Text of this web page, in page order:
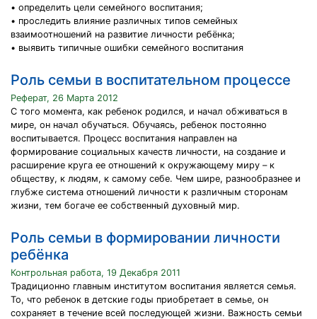
• определить цели семейного воспитания;
• проследить влияние различных типов семейных
взаимоотношений на развитие личности ребёнка;
• выявить типичные ошибки семейного воспитания
Роль семьи в воспитательном процессе
Реферат, 26 Марта 2012
C того момента, как ребенок родился, и начал обживаться в
мире, он начал обучаться. Обучаясь, ребенок постоянно
воспитывается. Процесс воспитания направлен на
формирование социальных качеств личности, на создание и
расширение круга ее отношений к окружающему миру – к
обществу, к людям, к самому себе. Чем шире, разнообразнее и
глубже система отношений личности к различным сторонам
жизни, тем богаче ее собственный духовный мир.
Роль семьи в формировании личности
ребёнка
Контрольная работа, 19 Декабря 2011
Традиционно главным институтом воспитания является семья.
То, что ребенок в детские годы приобретает в семье, он
сохраняет в течение всей последующей жизни. Важность семьи